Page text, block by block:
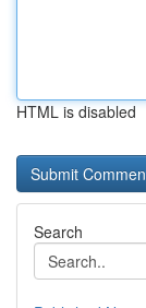
HTML is disabled
Search